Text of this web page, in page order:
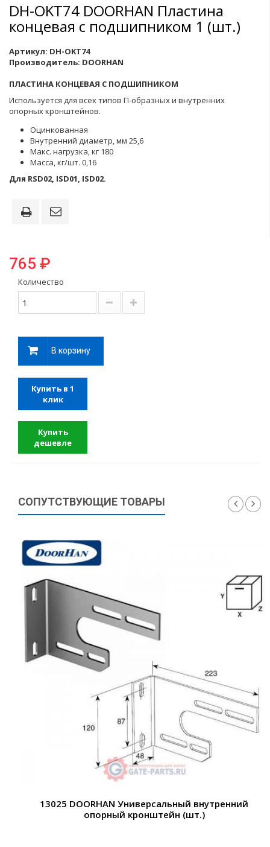
DH-OKT74 DOORHAN Пластина
концевая с подшипником 1 (шт.)
Артикул: DH-OKT74
Производитель: DOORHAN
ПЛАСТИНА КОНЦЕВАЯ С ПОДШИПНИКОМ
Используется для всех типов П-образных и внутренних
опорных кронштейнов.
Оцинкованная
Внутренний диаметр, мм 25,6
Макс. нагрузка, кг 180
Масса, кг/шт. 0,16
Для RSD02, ISD01, ISD02.
765 ₽
Количество
В корзину
Купить в 1
клик
Купить
дешевле
СОПУТСТВУЮЩИЕ ТОВАРЫ
13025 DOORHAN Универсальный внутренний
опорный кронштейн (шт.)